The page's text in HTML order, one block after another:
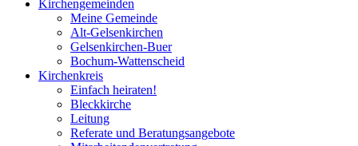
Kirchengemeinden
Meine Gemeinde
Alt-Gelsenkirchen
Gelsenkirchen-Buer
Bochum-Wattenscheid
Kirchenkreis
Einfach heiraten!
Bleckkirche
Leitung
Referate und Beratungsangebote